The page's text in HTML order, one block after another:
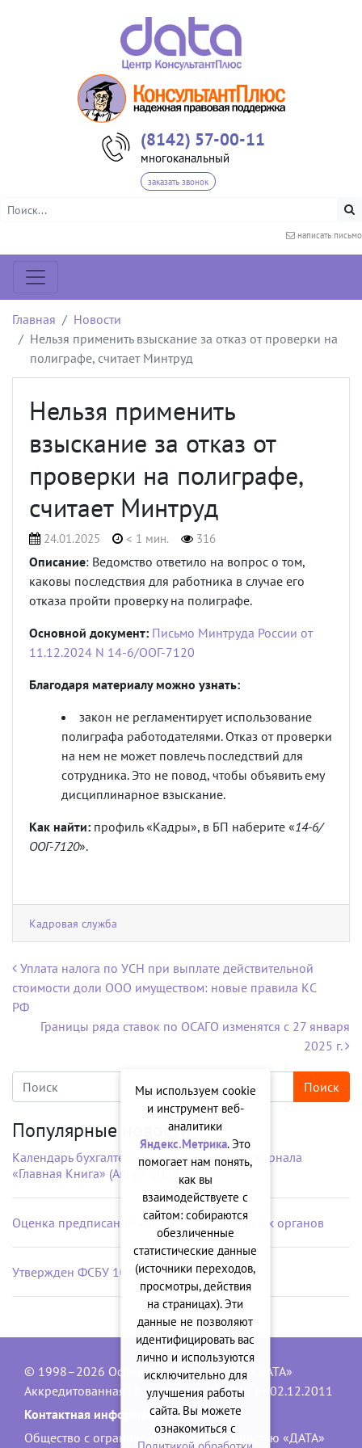
(8142) 57-00-11
многоканальный
заказать звонок
написать письмо
Главная
Новости
Нельзя применить взыскание за отказ от проверки на
полиграфе, считает Минтруд
Нельзя применить
взыскание за отказ от
проверки на полиграфе,
считает Минтруд
24.01.2025 < 1 мин. 316
Описание: Ведомство ответило на вопрос о том,
каковы последствия для работника в случае его
отказа пройти проверку на полиграфе.
Основной документ: Письмо Минтруда России от
11.12.2024 N 14-6/ООГ-7120
Благодаря материалу можно узнать:
закон не регламентирует использование
полиграфа работодателями. Отказ от проверки
на нем не может повлечь последствий для
сотрудника. Это не повод, чтобы объявить ему
дисциплинарное взыскание.
Как найти: профиль «Кадры», в БП наберите «14-6/
ООГ-7120».
Кадровая служба
Навигация по записям
Уплата налога по УСН при выплате действительной
стоимости доли ООО имуществом: новые правила КС
РФ
Границы ряда ставок по ОСАГО изменятся с 27 января
2025 г.
Популярные новости
Календарь бухгалтера на рабочий стол от журнала
«Главная Книга» (Август 2026 г.)
Оценка предписаний контрольно-надзорных органов
Утвержден ФСБУ 10/2026 «Расходы»
© 1998–2026 Официальный сайт ООО «ДАТА»
Аккредитованная IT-компания, № 1840 от 02.12.2011
Контактная информация:
Общество с ограниченной ответственностью «ДАТА»
Мы используем cookie
и инструмент веб-
аналитики
Яндекс.Метрика. Это
помогает нам понять,
как вы
взаимодействуете с
сайтом: собираются
обезличенные
статистические данные
(источники переходов,
просмотры, действия
на страницах). Эти
данные не позволяют
идентифицировать вас
лично и используются
исключительно для
улучшения работы
сайта. Вы можете
ознакомиться с